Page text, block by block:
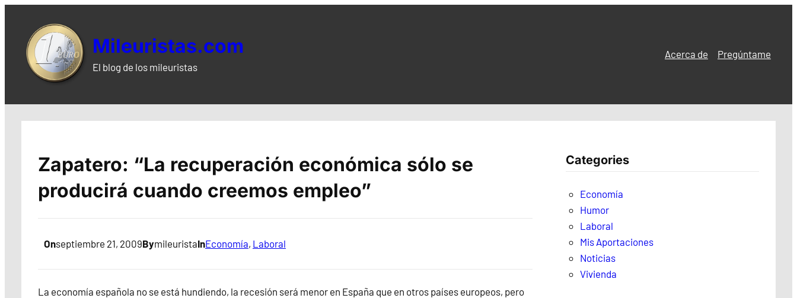
contenido
Mileuristas.com
El blog de los mileuristas
Acerca de Pregúntame
Zapatero: “La recuperación económica sólo se
producirá cuando creemos empleo”
Onseptiembre 21, 2009BymileuristaInEconomía, Laboral
La economía española no se está hundiendo, la recesión será menor en España que en otros países europeos, pero
Categories
Economía
Humor
Laboral
Mis Aportaciones
Noticias
Vivienda